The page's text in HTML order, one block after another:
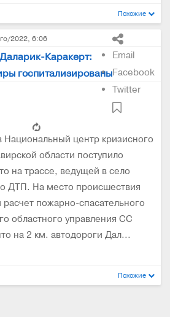
Похожие
2022, 6:06
Email
Facebook
Twitter
Каракерт:
госпитализированы
Национальный центр кризисного
области поступило
на трассе, ведущей в село
ДТП. На место происшествия
пожарно-спасательного
областного управления СС
на 2 км. автодороги Дал...
Похожие